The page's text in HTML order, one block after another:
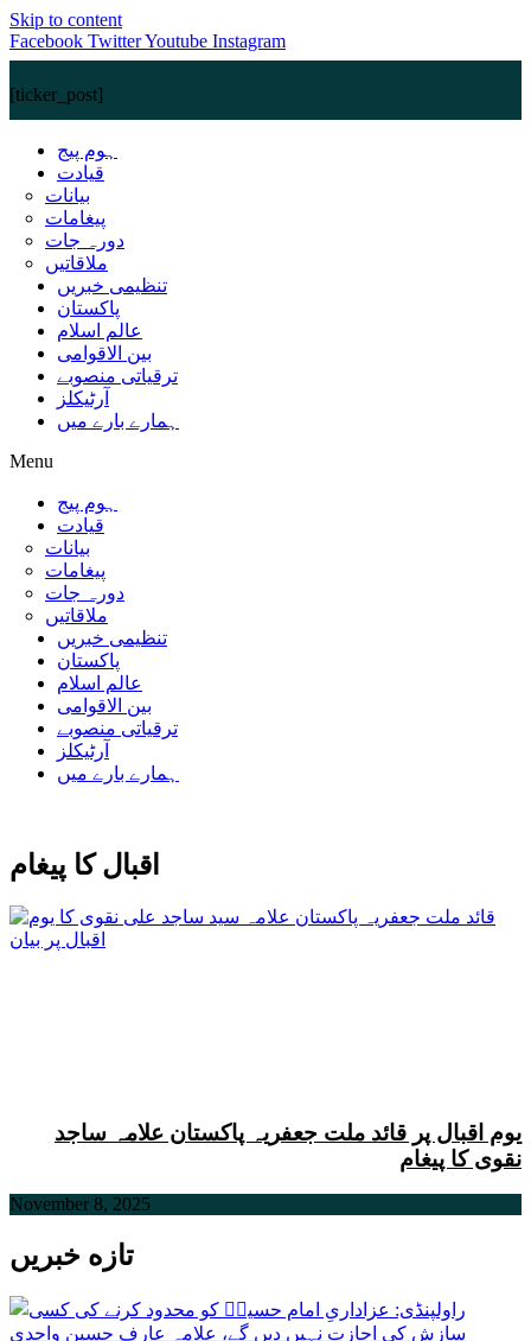
Skip to content
Facebook TwitterYoutube Instagram
[ticker_post]
ہوم پیج
قیادت
بیانات
پیغامات
دورہ جات
ملاقاتیں
تنظیمی خبریں
پاکستان
عالم اسلام
بین الاقوامی
ترقیاتی منصوبے
آرٹیکلز
ہمارے بارے میں
Menu
ہوم پیج
قیادت
بیانات
پیغامات
دورہ جات
ملاقاتیں
تنظیمی خبریں
پاکستان
عالم اسلام
بین الاقوامی
ترقیاتی منصوبے
آرٹیکلز
ہمارے بارے میں
اقبال کا پیغام
یوم اقبال پر قائد ملت جعفریہ پاکستان علامہ ساجد
نقوی کا پیغام
November 8, 2025
تازه خبریں